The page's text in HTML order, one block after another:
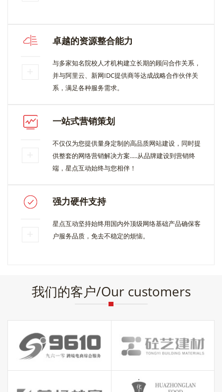
卓越的资源整合能力
与多家知名院校人才机构建立长期的顾问合作关系，
并与阿里云、新网IDC提供商等达成战略合作伙伴关
系，满足各种服务需求。
一站式营销策划
不仅仅为您提供量身定制的高品质网站建设，同时提
供整套的网络营销解决方案.....从品牌建设到营销终
端，星点互动始终与您相伴！
强力硬件支持
星点互动坚持始终用国内外顶级网络基础产品确保客
户服务品质，免去不稳定的烦恼。
我们的客户/Our customers